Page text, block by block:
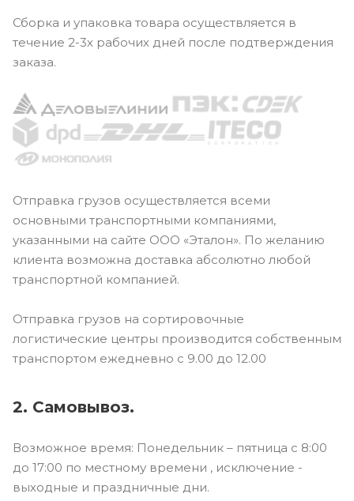
Сборка и упаковка товара осуществляется в
течение 2-3х рабочих дней после подтверждения
заказа.
Отправка грузов осуществляется всеми
основными транспортными компаниями,
указанными на сайте ООО «Эталон». По желанию
клиента возможна доставка абсолютно любой
транспортной компанией.
Отправка грузов на сортировочные
логистические центры производится собственным
транспортом ежедневно с 9.00 до 12.00
2. Самовывоз.
Возможное время: Понедельник – пятница с 8:00
до 17:00 по местному времени , исключение -
выходные и праздничные дни.